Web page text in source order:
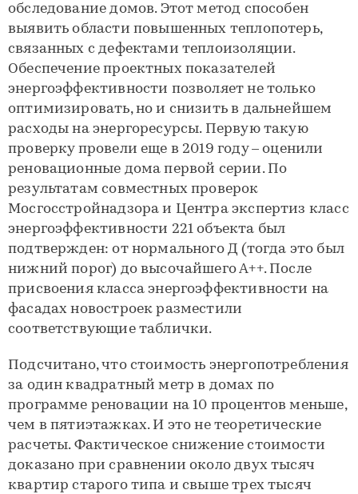
обследование домов. Этот метод способен
выявить области повышенных теплопотерь,
связанных с дефектами теплоизоляции.
Обеспечение проектных показателей
энергоэффективности позволяет не только
оптимизировать, но и снизить в дальнейшем
расходы на энергоресурсы. Первую такую
проверку провели еще в 2019 году – оценили
реновационные дома первой серии. По
результатам совместных проверок
Мосгосстройнадзора и Центра экспертиз класс
энергоэффективности 221 объекта был
подтвержден: от нормального Д (тогда это был
нижний порог) до высочайшего А++. После
присвоения класса энергоэффективности на
фасадах новостроек разместили
соответствующие таблички.
Подсчитано, что стоимость энергопотребления
за один квадратный метр в домах по
программе реновации на 10 процентов меньше,
чем в пятиэтажках. И это не теоретические
расчеты. Фактическое снижение стоимости
доказано при сравнении около двух тысяч
квартир старого типа и свыше трех тысяч